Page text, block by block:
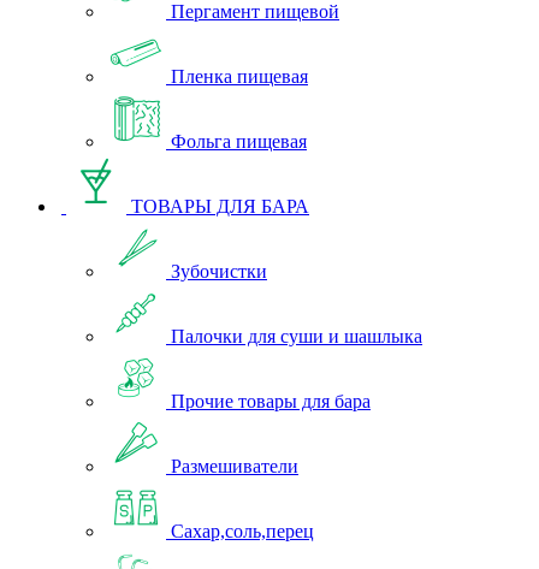
Пергамент пищевой
Пленка пищевая
Фольга пищевая
ТОВАРЫ ДЛЯ БАРА
Зубочистки
Палочки для суши и шашлыка
Прочие товары для бара
Размешиватели
Сахар,соль,перец